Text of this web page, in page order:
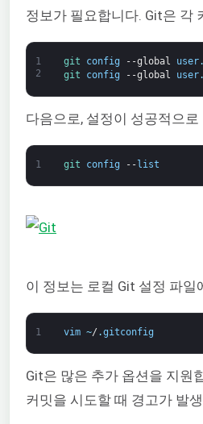
정보가 필요합니다. Git은 각
1
2
git config --global user.
git
config --global user.
다음으로, 설정이 성공적으
1 git config -- list
이 정보는 로컬 Git 설정 파
1 vim ~/ .gitconfig
Git은 많은 추가 옵션을 지원
커밋을 시도할 때 경고가 발